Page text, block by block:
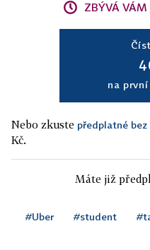
ZBÝVÁ VÁM
na
Nebo zkuste předplatné
Kč.
Máte již
#Uber #student